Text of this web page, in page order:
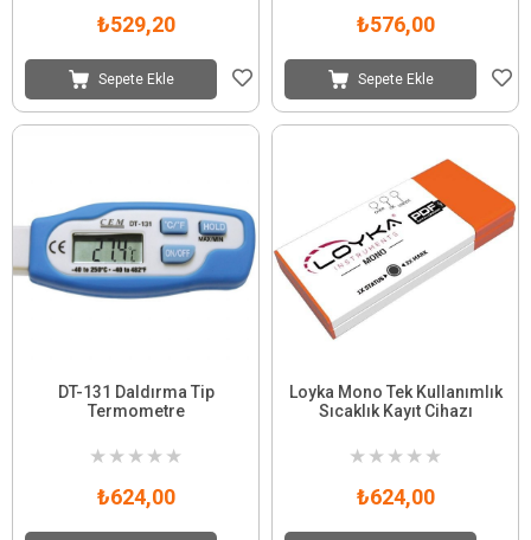
₺529,20
Sepete Ekle
₺576,00
Sepete Ekle
DT-131 Daldırma Tip
Termometre
★ ★ ★ ★ ★
₺624,00
Loyka Mono Tek Kullanımlık
Sıcaklık Kayıt Cihazı
★ ★ ★ ★ ★
₺624,00